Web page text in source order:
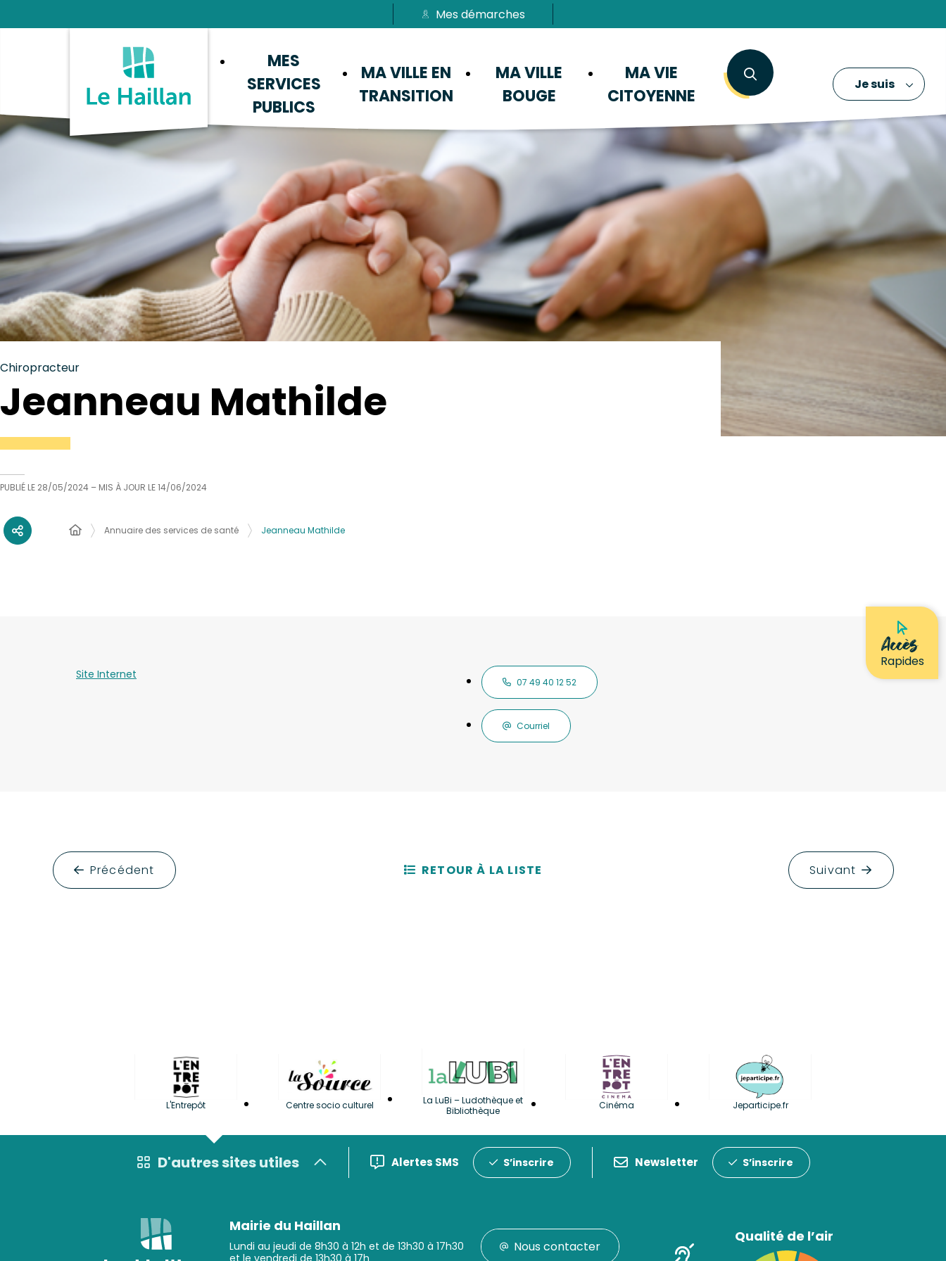
Passer au contenu
Mes démarches
MES
SERVICES
PUBLICS
MA VILLE EN
TRANSITION
MA VILLE
BOUGE
MA VIE
CITOYENNE
Accès
Rapides
Je suis
Chiropracteur
Jeanneau Mathilde
PUBLIÉ LE 28/05/2024 – MIS À JOUR LE14/06/2024
Annuaire des services de santé Jeanneau Mathilde
Site Internet
07 49 40 12 52
Courriel
Précédent RETOUR À LA LISTE Suivant
L'Entrepôt Centre socio culturel
La LuBi – Ludothèque et
Bibliothèque
Cinéma Jeparticipe.fr
D'autres sites utiles Alertes SMS S’inscrire Newsletter S’inscrire
Mairie du Haillan
Lundi au jeudi de 8h30 à 12h et de 13h30 à 17h30
et le vendredi de 13h30 à 17h
Nous contacter
Qualité de l’air